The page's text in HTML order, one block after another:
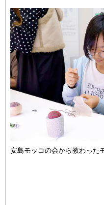
安島モッコの会から教わった